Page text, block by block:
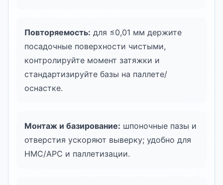
Повторяемость: для ≤0,01 мм держите
посадочные поверхности чистыми,
контролируйте момент затяжки и
стандартизируйте базы на паллете/
оснастке.
Монтаж и базирование: шпоночные пазы и
отверстия ускоряют выверку; удобно для
HMC/APC и паллетизации.